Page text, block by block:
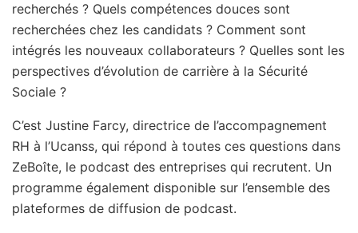
recherchés ? Quels compétences douces sont
recherchées chez les candidats ? Comment sont
intégrés les nouveaux collaborateurs ? Quelles sont les
perspectives d’évolution de carrière à la Sécurité
Sociale ?
C’est Justine Farcy, directrice de l’accompagnement
RH à l’Ucanss, qui répond à toutes ces questions dans
ZeBoîte, le podcast des entreprises qui recrutent. Un
programme également disponible sur l’ensemble des
plateformes de diffusion de podcast.